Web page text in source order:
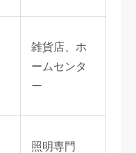
雑貨店、ホ
ームセンタ
ー
照明専門